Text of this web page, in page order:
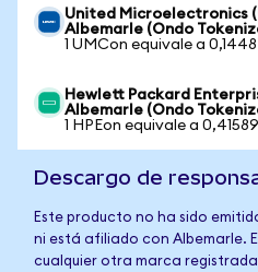
United Microelectronics
Albemarle (Ondo
1 UMCon equivale a
Hewlett Packard
Albemarle (Ondo
1 HPEon equivale a
Descargo de
Este producto no ha sido
ni está afiliado con Albemarle.
cualquier otra marca